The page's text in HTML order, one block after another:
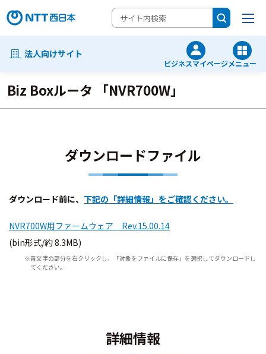
法人向けサイト
ビジネスマイページメニュー
Biz Boxルータ 「NVR700W」
ダウンロードファイル
ダウンロード前に、 下記の「詳細情報」をご確認ください。
NVR700W用ファームウェア Rev.15.00.14
(bin形式/約 8.3MB)
青文字の部分を右クリックし、「対象をファイルに保存」を選択してダウンロードし
てください。
詳細情報